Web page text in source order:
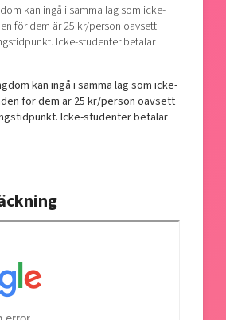
kan ingå i samma lag som icke-
för dem är 25 kr/person oavsett
Icke-studenter betalar
kan ingå i samma lag som icke-
för dem är 25 kr/person oavsett
Icke-studenter betalar